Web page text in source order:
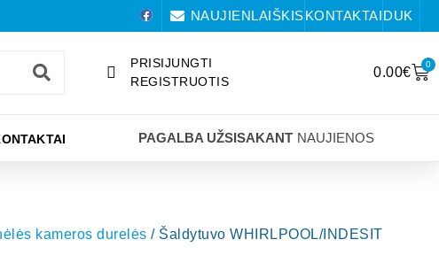
NAUJIENLAIŠKISKONTAKTAIDUK
PRISIJUNGTI
REGISTRUOTIS
0.00€
0
PAGALBA UŽSISAKANT NAUJIENOS
kameros durelės / Šaldytuvo WHIRLPOOL/INDESIT